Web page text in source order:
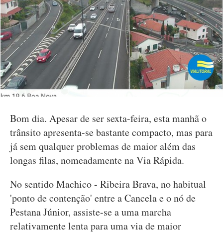
Bom dia. Apesar de ser sexta-feira, esta manhã o
trânsito apresenta-se bastante compacto, mas para
já sem qualquer problemas de maior além das
longas filas, nomeadamente na Via Rápida.
No sentido Machico - Ribeira Brava, no habitual
'ponto de contenção' entre a Cancela e o nó de
Pestana Júnior, assiste-se a uma marcha
relativamente lenta para uma via de maior